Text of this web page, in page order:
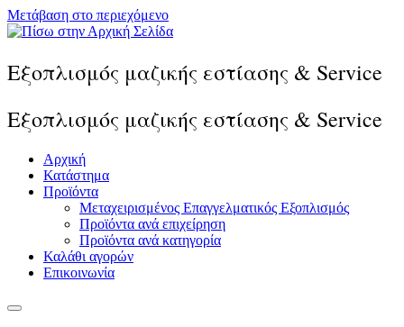
Μετάβαση στο περιεχόμενο
Εξοπλισμός μαζικής εστίασης & Service
Εξοπλισμός μαζικής εστίασης & Service
Αρχική
Κατάστημα
Προϊόντα
Μεταχειρισμένος Επαγγελματικός Εξοπλισμός
Προϊόντα ανά επιχείρηση
Προϊόντα ανά κατηγορία
Καλάθι αγορών
Επικοινωνία